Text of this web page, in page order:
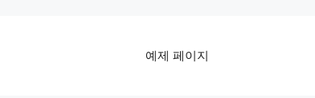
예제 페이지